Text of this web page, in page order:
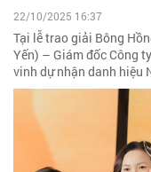
22/10/2025 16:37
Tại lễ trao giải Bông
Yến) – Giám đốc Công
vinh dự nhận danh hiệu